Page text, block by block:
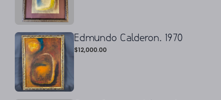
Edmundo Calderon. 1970
$12,000.00